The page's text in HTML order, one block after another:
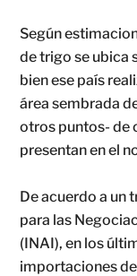
Según
de trigo se ubica
bien ese país
área sembrada
otros puntos- de
presentan en el
De acuerdo a un
para las
(INAI), en los
importaciones